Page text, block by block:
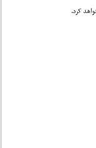
کرد.